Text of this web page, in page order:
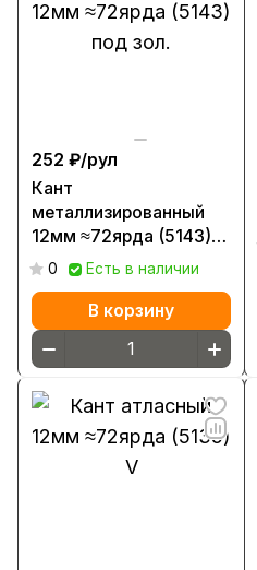
252 ₽/рул
Кант
металлизированный
12мм ≈72ярда (5143)
под зол.
0 Есть в наличии
В корзину